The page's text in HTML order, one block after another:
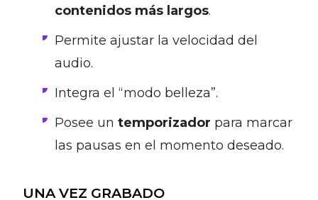
contenidos más largos.
Permite ajustar la velocidad del
audio.
Integra el “modo belleza”.
Posee un temporizador para marcar
las pausas en el momento deseado.
UNA VEZ GRABADO